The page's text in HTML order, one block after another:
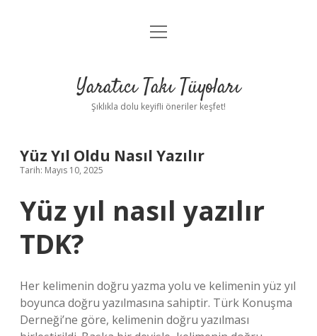
Anasayfa
Yasal Uyarı
menüyü
Yaratıcı Takı Tüyoları
Şıklıkla dolu keyifli öneriler keşfet!
Yüz Yıl Oldu Nasıl Yazılır
Tarih: Mayıs 10, 2025
Yüz yıl nasıl yazılır
TDK?
Her kelimenin doğru yazma yolu ve kelimenin yüz yıl
boyunca doğru yazılmasına sahiptir. Türk Konuşma
Derneği’ne göre, kelimenin doğru yazılması